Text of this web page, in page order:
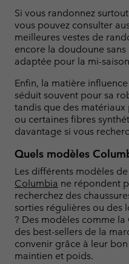
Si vous randonnez
vous pouvez consulter
meilleures vestes de
encore la doudoune
adaptée pour la mi-
Enfin, la matière
séduit souvent pour sa
tandis que des matériaux
ou certaines fibres
davantage si vous
Quels modèles
Les différents modèles
Columbia ne répondent
recherchez des
sorties régulières ou des
? Des modèles comme
des best-sellers de la
convenir grâce à leur
maintien et poids.